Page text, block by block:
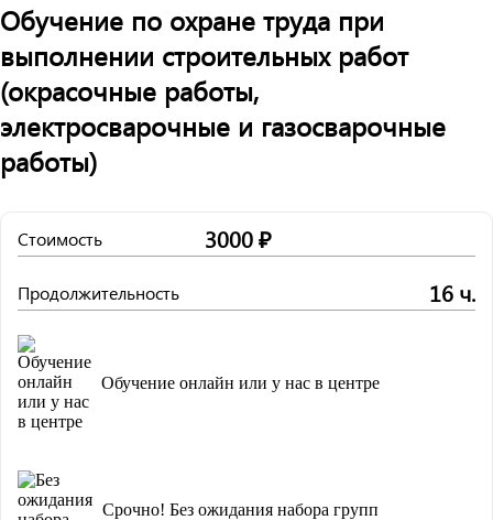
Обучение по охране труда при
выполнении строительных работ
(окрасочные работы,
электросварочные и газосварочные
работы)
Стоимость 3000 ₽
Продолжительность 16 ч.
Обучение онлайн или у нас в центре
Срочно! Без ожидания набора групп